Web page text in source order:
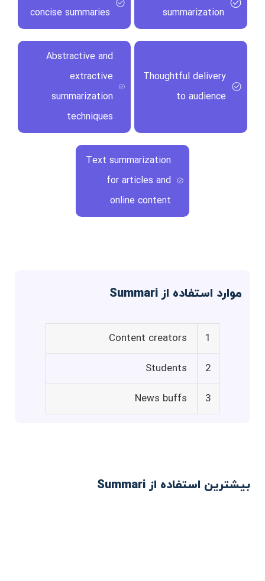
summarization
concise summaries
Thoughtful delivery
to audience
Abstractive and
extractive
summarization
techniques
Text summarization
for articles and
online content
موارد استفاده از Summari
1
Content creators
2
Students
3
News buffs
بیشترین استفاده از Summari